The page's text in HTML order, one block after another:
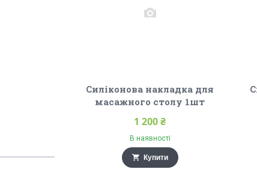
Силіконова накладка для
масажного столу 1шт
1 200 ₴
В наявності
Купити